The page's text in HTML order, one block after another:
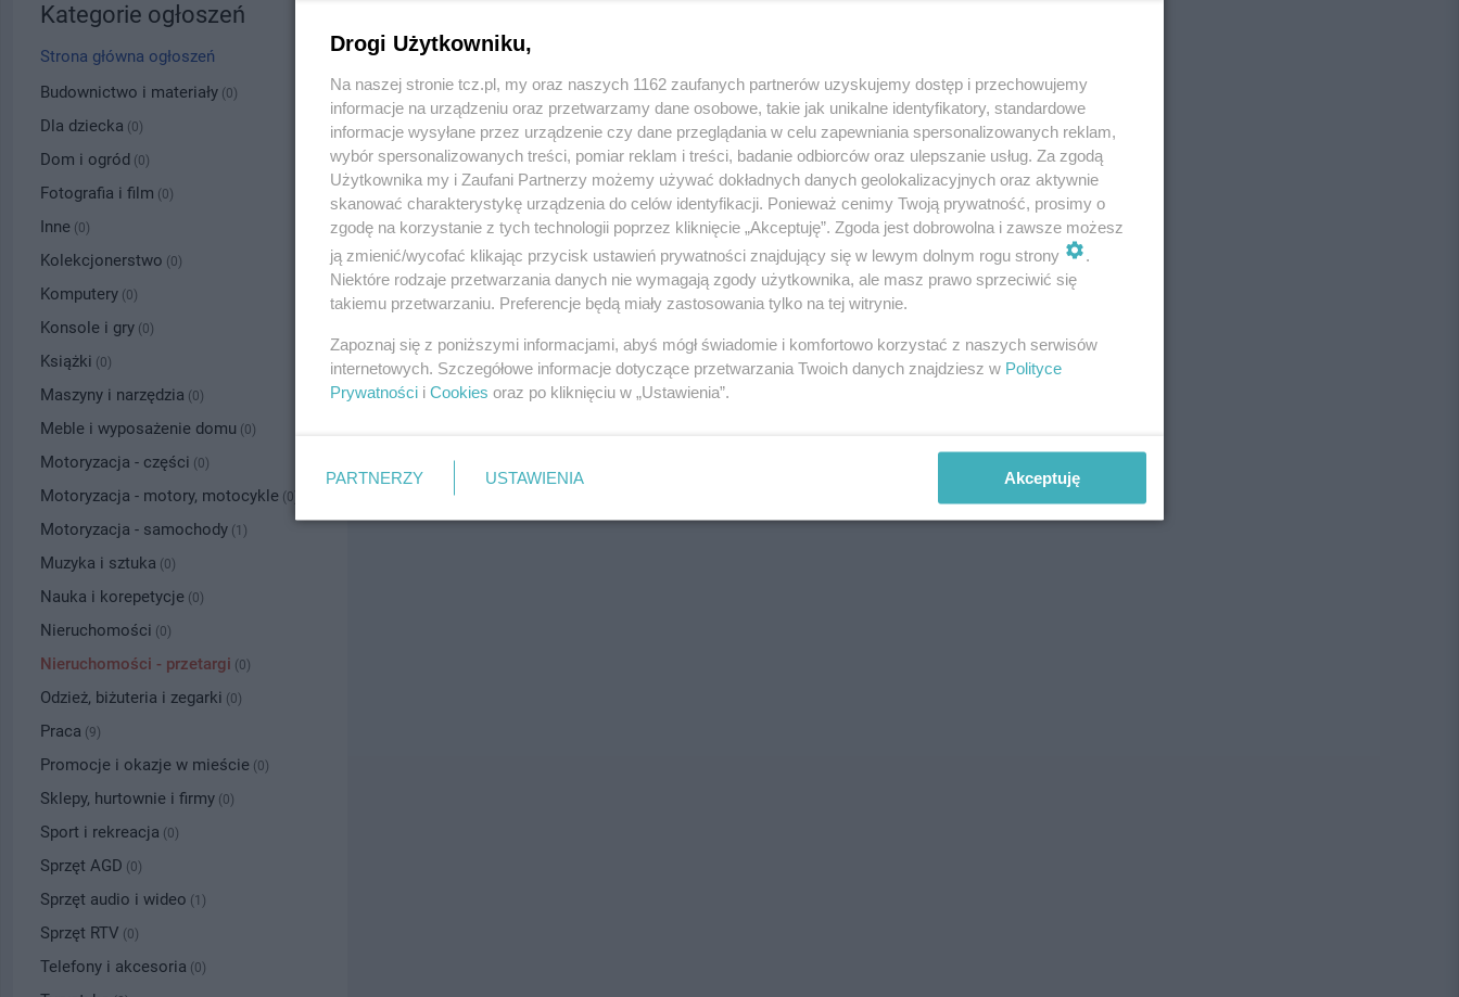
Kategorie ogłoszeń
Strona główna ogłoszeń
Budownictwo i materiały (0)
Dla dziecka (0)
Dom i ogród (0)
Fotografia i film (0)
Inne (0)
Kolekcjonerstwo (0)
Komputery (0)
Konsole i gry (0)
Książki (0)
Maszyny i narzędzia (0)
Meble i wyposażenie domu (0)
Motoryzacja - części (0)
Motoryzacja - motory, motocykle (0)
Motoryzacja - samochody (1)
Muzyka i sztuka (0)
Nauka i korepetycje (0)
Nieruchomości (0)
Nieruchomości - przetargi (0)
Odzież, biżuteria i zegarki (0)
Praca (9)
Promocje i okazje w mieście (0)
Sklepy, hurtownie i firmy (0)
Sport i rekreacja (0)
Sprzęt AGD (0)
Sprzęt audio i wideo (1)
Sprzęt RTV (0)
Telefony i akcesoria (0)
Drogi Użytkowniku,
Na naszej stronie tcz.pl, my oraz naszych 1162 zaufanych partnerów uzyskujemy dostęp i przechowujemy
informacje na urządzeniu oraz przetwarzamy dane osobowe, takie jak unikalne identyfikatory, standardowe
informacje wysyłane przez urządzenie czy dane przeglądania w celu zapewniania spersonalizowanych reklam,
wybór spersonalizowanych treści, pomiar reklam i treści, badanie odbiorców oraz ulepszanie usług. Za zgodą
Użytkownika my i Zaufani Partnerzy możemy używać dokładnych danych geolokalizacyjnych oraz aktywnie
skanować charakterystykę urządzenia do celów identyfikacji. Ponieważ cenimy Twoją prywatność, prosimy o
zgodę na korzystanie z tych technologii poprzez kliknięcie „Akceptuję”. Zgoda jest dobrowolna i zawsze możesz
ją zmienić/wycofać klikając przycisk ustawień prywatności znajdujący się w lewym dolnym rogu strony
Niektóre rodzaje przetwarzania danych nie wymagają zgody użytkownika, ale masz prawo sprzeciwić się
takiemu przetwarzaniu. Preferencje będą miały zastosowania tylko na tej witrynie.
Zapoznaj się z poniższymi informacjami, abyś mógł świadomie i komfortowo korzystać z naszych serwisów
internetowych. Szczegółowe informacje dotyczące przetwarzania Twoich danych znajdziesz w Polityce
Prywatności i Cookies oraz po kliknięciu w „Ustawienia”.
PARTNERZY USTAWIENIA Akceptuję